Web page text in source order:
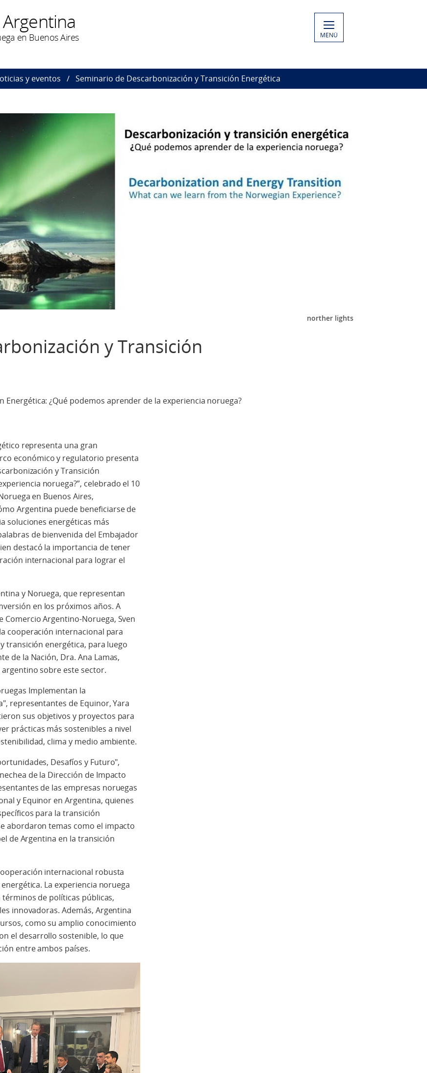
en Buenos Aires MENÚ
y eventos Seminario de Descarbonización y Transición Energética
norther lights
y Transición
Energética: ¿Qué podemos aprender de la experiencia noruega?
representa una gran
económico y regulatorio presenta
y Transición
noruega?”, celebrado el 10
en Buenos Aires,
Argentina puede beneficiarse de
soluciones energéticas más
de bienvenida del Embajador
destacó la importancia de tener
internacional para lograr el
y Noruega, que representan
en los próximos años. A
Comercio Argentino-Noruega, Sven
cooperación internacional para
transición energética, para luego
de la Nación, Dra. Ana Lamas,
sobre este sector.
Implementan la
representantes de Equinor, Yara
sus objetivos y proyectos para
prácticas más sostenibles a nivel
clima y medio ambiente.
Desafíos y Futuro",
de la Dirección de Impacto
de las empresas noruegas
y Equinor en Argentina, quienes
para la transición
abordaron temas como el impacto
de Argentina en la transición
internacional robusta
La experiencia noruega
de políticas públicas,
innovadoras. Además, Argentina
como su amplio conocimiento
el desarrollo sostenible, lo que
entre ambos países.